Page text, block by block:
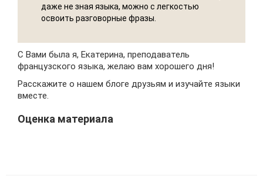
даже не зная языка, можно с легкостью
освоить разговорные фразы.
С Вами была я, Екатерина, преподаватель
французского языка, желаю вам хорошего дня!
Расскажите о нашем блоге друзьям и изучайте языки
вместе.
Оценка материала